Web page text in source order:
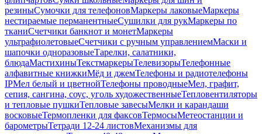
резиныСумочки для телефоновМаркеры лаковыеМаркеры
нестираемые перманентныеСушилки для рукМаркеры по
тканиСчетчики банкнот и монетМаркеры
ультрафиолетовыеСчетчики с ручным управлениемМаски и
шапочки одноразовыеТарелки, салатники,
блюдаМастихиныТекстмаркерыТелевизорыТелефонные
алфавитные книжкиМёд и джемТелефоны и радиотелефоны
IPМел белый и цветнойТелефоны проводныеМел, графит,
сепия, сангина, соус, уголь художественныеТепловентиляторы
и тепловые пушкиТепловые завесыМелки и карандаши
восковыеТермопленки для факсовТермосыМетеостанции и
барометрыТетради 12-24 листовМеханизмы для